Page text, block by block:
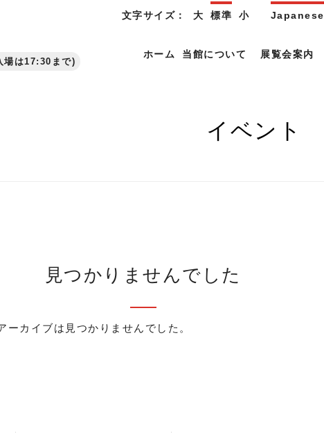
文字サイズ： 大 標準 小 Japanese
は17:30まで)
ホーム 当館について 展覧会案内
イベント
見つかりませんでした
ーカイブは見つかりませんでした。